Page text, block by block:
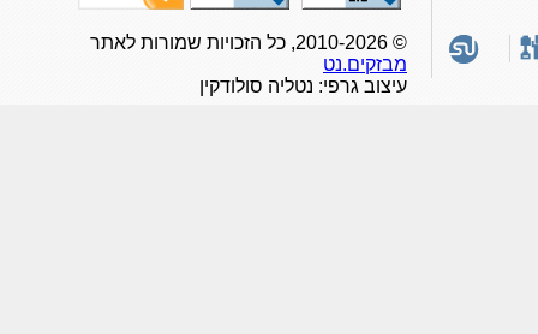
מבזקים.נט
עיצוב גרפי: נטליה סולודקין